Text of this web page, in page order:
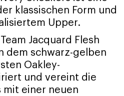
klassischen Form und
Upper.
Jacquard Flesh
dem schwarz-gelben
Oakley-
und vereint die
mit einer neuen